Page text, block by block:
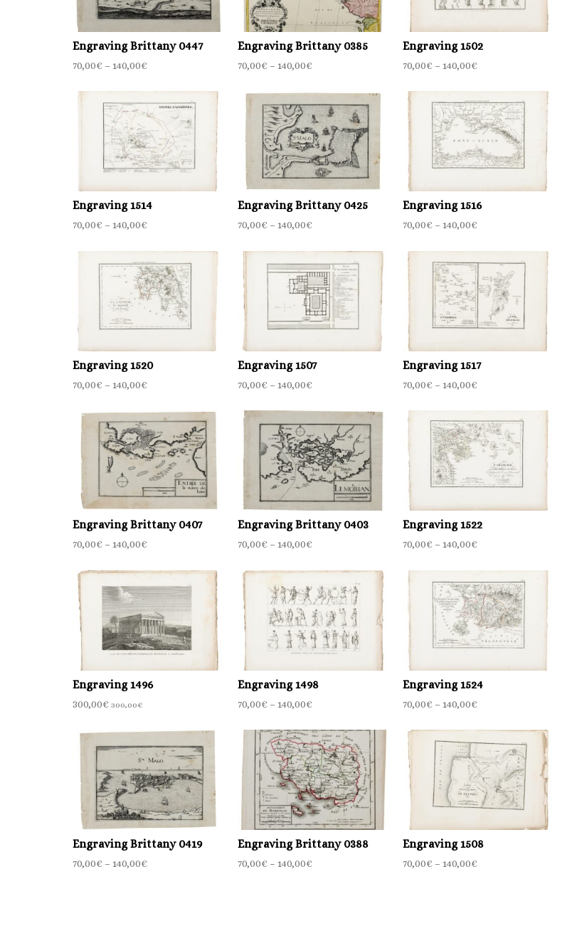
Engraving Brittany 0447
70,00€ – 140,00€
Engraving Brittany 0385
70,00€ – 140,00€
Engraving 1502
70,00€ – 140,00€
Engraving 1514
70,00€ – 140,00€
Engraving Brittany 0425
70,00€ – 140,00€
Engraving 1516
70,00€ – 140,00€
Engraving 1520
70,00€ – 140,00€
Engraving 1507
70,00€ – 140,00€
Engraving 1517
70,00€ – 140,00€
Engraving Brittany 0407
70,00€ – 140,00€
Engraving Brittany 0403
70,00€ – 140,00€
Engraving 1522
70,00€ – 140,00€
Engraving 1496
300,00€ 300,00€
Engraving 1498
70,00€ – 140,00€
Engraving 1524
70,00€ – 140,00€
Engraving Brittany 0419
70,00€ – 140,00€
Engraving Brittany 0388
70,00€ – 140,00€
Engraving 1508
70,00€ – 140,00€